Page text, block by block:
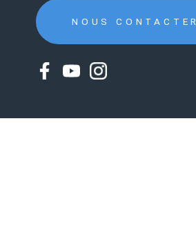
NOUS CONTACTER